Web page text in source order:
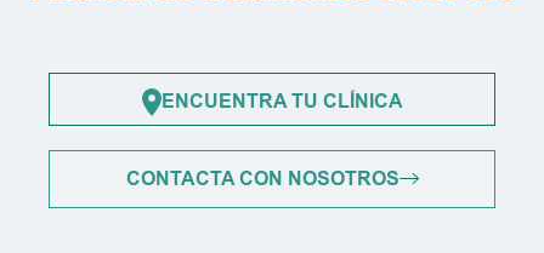
ENCUENTRA TU CLÍNICA
CONTACTA CON NOSOTROS